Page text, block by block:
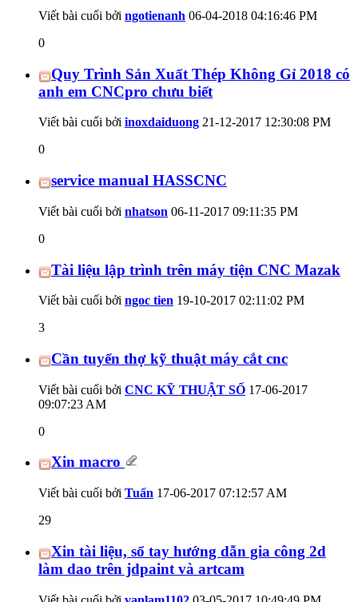
Viết bài cuối bởi ngotienanh 06-04-2018 04:16:46 PM
0
Quy Trình Sản Xuất Thép Không Gỉ 2018 có
anh em CNCpro chưu biết
Viết bài cuối bởi inoxdaiduong 21-12-2017 12:30:08 PM
0
service manual HASSCNC
Viết bài cuối bởi nhatson 06-11-2017 09:11:35 PM
0
Tài liệu lập trình trên máy tiện CNC Mazak
Viết bài cuối bởi ngoc tien 19-10-2017 02:11:02 PM
3
Cần tuyển thợ kỹ thuật máy cắt cnc
Viết bài cuối bởi CNC KỸ THUẬT SỐ 17-06-2017
09:07:23 AM
0
Xin macro
Viết bài cuối bởi Tuấn 17-06-2017 07:12:57 AM
29
Xin tài liệu, sổ tay hướng dẫn gia công 2d
làm dao trên jdpaint và artcam